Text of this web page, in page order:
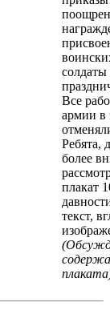
Все
армии в
Ребята,
более
плакат
текст,